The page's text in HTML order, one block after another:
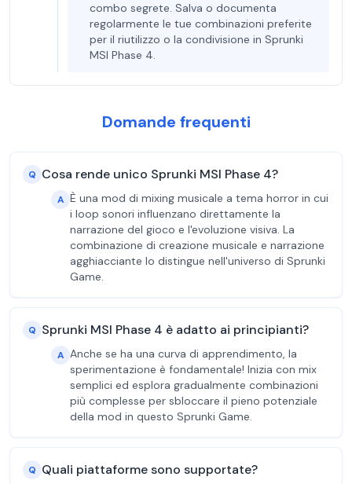
combo segrete. Salva o documenta
regolarmente le tue combinazioni preferite
per il riutilizzo o la condivisione in Sprunki
MSI Phase 4.
Domande frequenti
Q Cosa rende unico Sprunki MSI Phase 4?
A È una mod di mixing musicale a tema horror in cui
i loop sonori influenzano direttamente la
narrazione del gioco e l'evoluzione visiva. La
combinazione di creazione musicale e narrazione
agghiacciante lo distingue nell'universo di Sprunki
Game.
Q Sprunki MSI Phase 4 è adatto ai principianti?
A Anche se ha una curva di apprendimento, la
sperimentazione è fondamentale! Inizia con mix
semplici ed esplora gradualmente combinazioni
più complesse per sbloccare il pieno potenziale
della mod in questo Sprunki Game.
Q Quali piattaforme sono supportate?